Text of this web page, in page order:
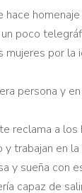
poco
mujeres por
persona y
reclama a
trabajan en
y sueña con
capaz de